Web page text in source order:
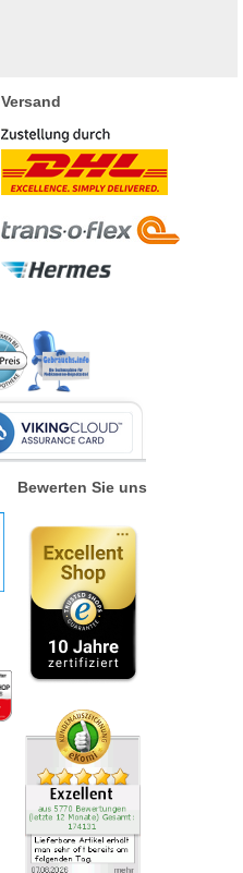
Versand
Bewerten Sie uns